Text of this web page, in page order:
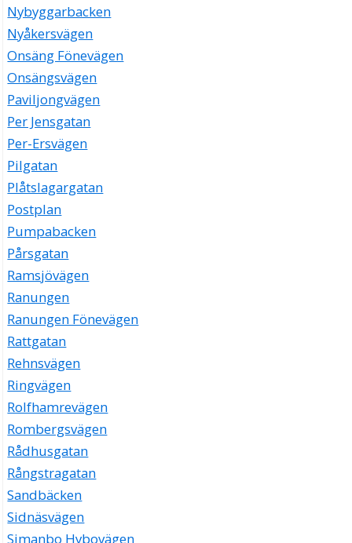
Nybyggarbacken
Nyåkersvägen
Onsäng Fönevägen
Onsängsvägen
Paviljongvägen
Per Jensgatan
Per-Ersvägen
Pilgatan
Plåtslagargatan
Postplan
Pumpabacken
Pårsgatan
Ramsjövägen
Ranungen
Ranungen Fönevägen
Rattgatan
Rehnsvägen
Ringvägen
Rolfhamrevägen
Rombergsvägen
Rådhusgatan
Rångstragatan
Sandbäcken
Sidnäsvägen
Simanbo Hybovägen